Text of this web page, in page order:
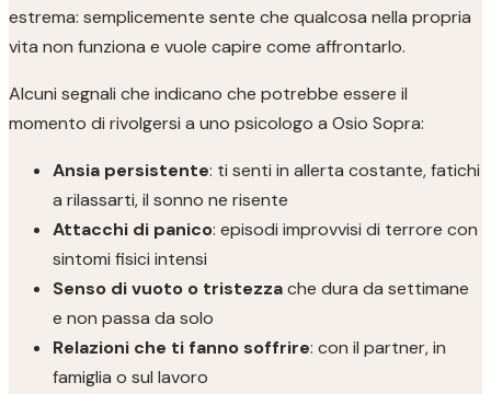
estrema: semplicemente sente che qualcosa nella propria
vita non funziona e vuole capire come affrontarlo.
Alcuni segnali che indicano che potrebbe essere il
momento di rivolgersi a uno psicologo a Osio Sopra:
Ansia persistente: ti senti in allerta costante, fatichi
a rilassarti, il sonno ne risente
Attacchi di panico: episodi improvvisi di terrore con
sintomi fisici intensi
Senso di vuoto o tristezzache dura da settimane
e non passa da solo
Relazioni che ti fanno soffrire: con il partner, in
famiglia o sul lavoro